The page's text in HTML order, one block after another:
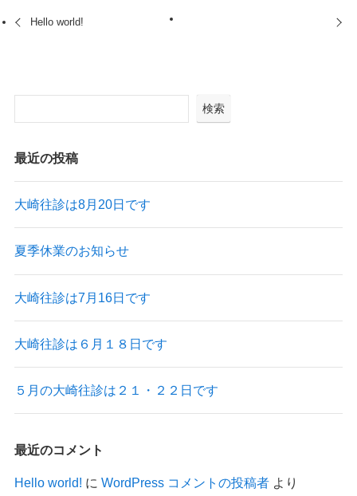
Hello world!
検索
最近の投稿
大崎往診は8月20日です
夏季休業のお知らせ
大崎往診は7月16日です
大崎往診は６月１８日です
５月の大崎往診は２１・２２日です
最近のコメント
Hello world! に WordPress コメントの投稿者より